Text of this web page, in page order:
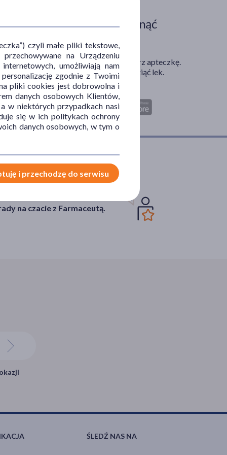
Zdarza Ci się ominąć
dawkę leku?
Zainstaluj aplikację. Stwórz apteczkę.
Przypomnimy Ci kiedy wziąć lek.
Dostępna w
na czacie z Farmaceutą.
ŚLEDŹ NAS NA
czyli małe pliki tekstowe,
na Urządzeniu
umożliwiają nam
zgodnie z Twoimi
pliki cookies jest dobrowolna i
danych osobowych Klientów,
w niektórych przypadkach nasi
się w ich politykach ochrony
danych osobowych, w tym o
i przechodzę do serwisu